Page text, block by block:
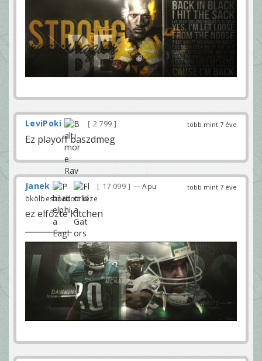
több mint 7 éve
LeviPoki 2 799
Ez playoff baszdmeg
több mint 7 éve
Janek 17 099
— Apu
ökölbeszorított keze
ez elfőzte Kitchen